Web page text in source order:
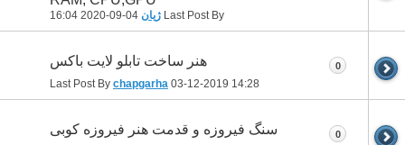
Last Post By ژیان 16:04
هنر ساخت تابلو لایت باکس
Last Post By chapgarha 03-12-2019 14:28
0
سنگ فیروزه و قدمت هنر فیروزه کوبی 0